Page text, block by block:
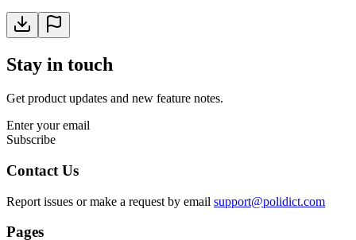
Stay in touch
Get product updates and new feature notes.
Enter your email
Subscribe
Contact Us
Report issues or make a request by email support@polidict.com
Pages